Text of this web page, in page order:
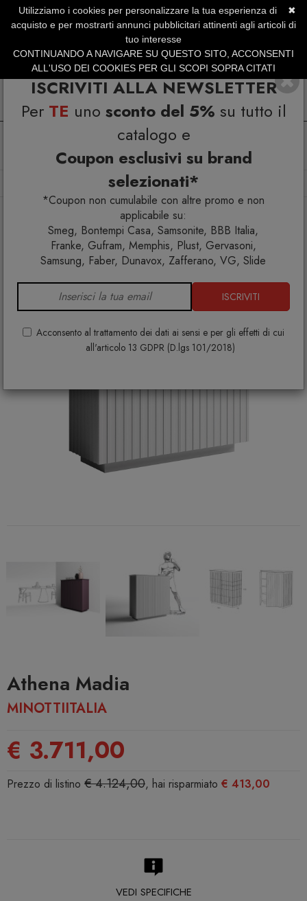
ISCRIVITI ALLA NEWSLETTER
Per TE uno sconto del 5% su tutto il
catalogo e
Coupon esclusivi su brand
selezionati*
*Coupon non cumulabile con altre promo e non
applicabile su:
Smeg, Bontempi Casa, Samsonite, BBB Italia,
Franke, Gufram, Memphis, Plust, Gervasoni,
Samsung, Faber, Dunavox, Zafferano, VG, Slide
ISCRIVITI
Acconsento al trattamento dei dati ai sensi e per gli effetti di cui
all'articolo 13 GDPR (D.lgs 101/2018)
SERVIZIO CLIENTI +39.0773.470.562
SUMMER SALES | Fino al 40% di Sconto
Arredo interno Mobili contenitori
Athena Madia
MINOTTIITALIA
€ 3.711,00
Prezzo di listino € 4.124,00, hai risparmiato € 413,00
VEDI SPECIFICHE
✖
Utilizziamo i cookies per personalizzare la tua esperienza di
acquisto e per mostrarti annunci pubblicitari attinenti agli articoli di
tuo interesse
CONTINUANDO A NAVIGARE SU QUESTO SITO, ACCONSENTI
ALL'USO DEI COOKIES PER GLI SCOPI SOPRA CITATI